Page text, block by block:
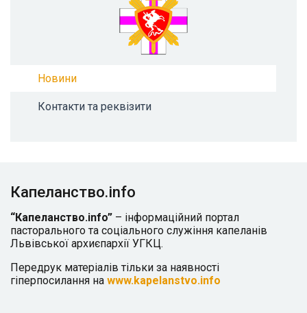
Новини
Контакти та реквізити
Капеланство.info
“Капеланство.info” – інформаційний портал
пасторального та соціального служіння капеланів
Львівської архиєпархії УГКЦ.
Передрук матеріалів тільки за наявності
гіперпосилання на www.kapelanstvo.info